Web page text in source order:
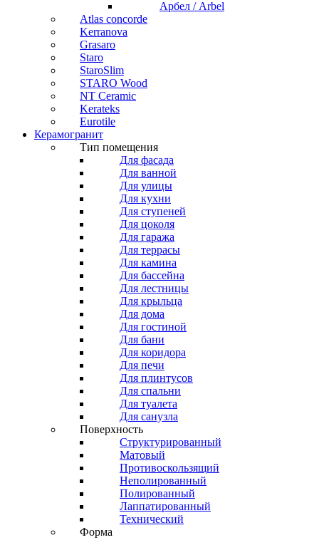
Арбел / Arbel
Atlas concorde
Kerranova
Grasaro
Staro
StaroSlim
STARO Wood
NT Ceramic
Kerateks
Eurotile
Керамогранит
Тип помещения
Для фасада
Для ванной
Для улицы
Для кухни
Для ступеней
Для цоколя
Для гаража
Для террасы
Для камина
Для бассейна
Для лестницы
Для крыльца
Для дома
Для гостиной
Для бани
Для коридора
Для печи
Для плинтусов
Для спальни
Для туалета
Для санузла
Поверхность
Структурированный
Матовый
Противоскользящий
Неполированный
Полированный
Лаппатированный
Технический
Форма